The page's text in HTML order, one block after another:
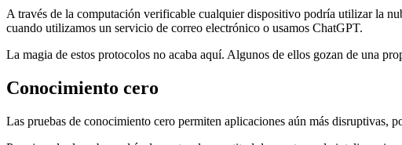
A través de la computación verificable cualquier dispositivo podría utilizar la
cuando utilizamos un servicio de correo electrónico o usamos ChatGPT.
La magia de estos protocolos no acaba aquí. Algunos de ellos gozan de una
Conocimiento cero
Las pruebas de conocimiento cero permiten aplicaciones aún más disruptivas,